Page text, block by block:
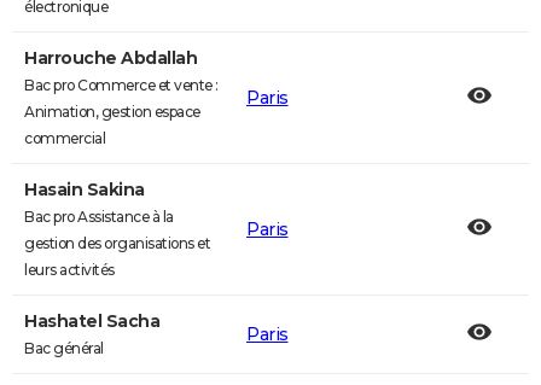
électronique
Harrouche Abdallah
Bac pro Commerce et vente :
Animation, gestion espace
commercial
Paris
Hasain Sakina
Bac pro Assistance à la
gestion des organisations et
leurs activités
Paris
Hashatel Sacha
Bac général
Paris